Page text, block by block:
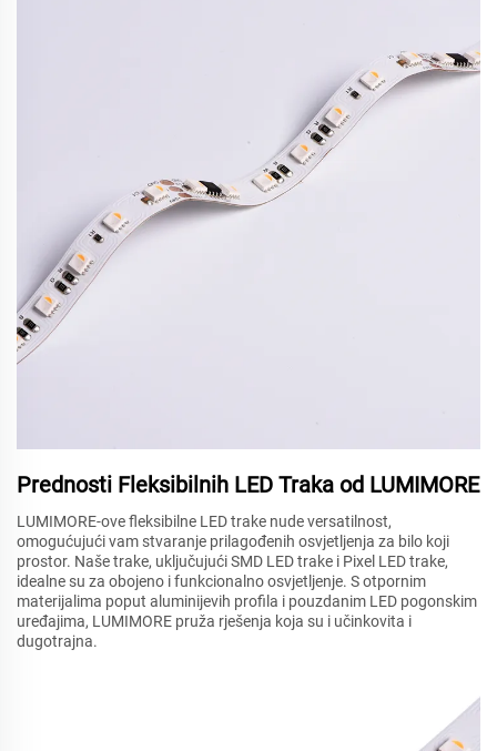
Prednosti Fleksibilnih LED Traka od LUMIMORE
LUMIMORE-ove fleksibilne LED trake nude versatilnost,
omogućujući vam stvaranje prilagođenih osvjetljenja za bilo koji
prostor. Naše trake, uključujući SMD LED trake i Pixel LED trake,
idealne su za obojeno i funkcionalno osvjetljenje. S otpornim
materijalima poput aluminijevih profila i pouzdanim LED pogonskim
uređajima, LUMIMORE pruža rješenja koja su i učinkovita i
dugotrajna.